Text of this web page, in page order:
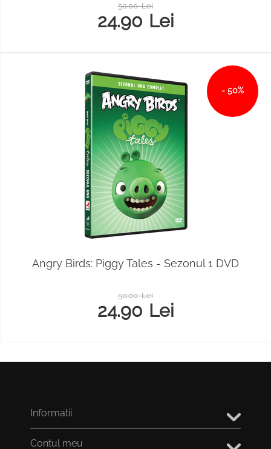
50.00 Lei
24.90 Lei
- 50%
Angry Birds: Piggy Tales - Sezonul 1 DVD
50.00 Lei
24.90 Lei
Informatii
Contul meu